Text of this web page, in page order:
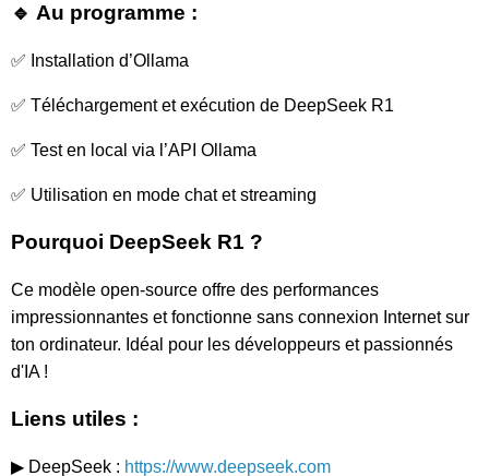
🔹 Au programme :
✅ Installation d’Ollama
✅ Téléchargement et exécution de DeepSeek R1
✅ Test en local via l’API Ollama
✅ Utilisation en mode chat et streaming
Pourquoi DeepSeek R1 ?
Ce modèle open-source offre des performances
impressionnantes et fonctionne sans connexion Internet sur
ton ordinateur. Idéal pour les développeurs et passionnés
d'IA !
Liens utiles :
▶ DeepSeek : https://www.deepseek.com